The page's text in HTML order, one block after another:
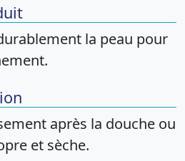
la peau pour
après la douche ou
et sèche.